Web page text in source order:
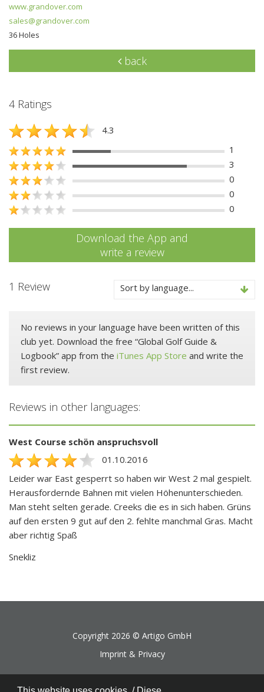
www.grandover.com
sales@grandover.com
36 Holes
back
4 Ratings
4.3
1
3
0
0
0
Download the App and
write a review
1 Review Sort by language...
No reviews in your language have been written of this
club yet. Download the free “Global Golf Guide &
Logbook” app from the iTunes App Store and write the
first review.
Reviews in other languages:
West Course schön anspruchsvoll
01.10.2016
Leider war East gesperrt so haben wir West 2 mal gespielt.
Herausfordernde Bahnen mit vielen Höhenunterschieden.
Man steht selten gerade. Creeks die es in sich haben. Grüns
auf den ersten 9 gut auf den 2. fehlte manchmal Gras. Macht
aber richtig Spaß
Snekliz
Copyright 2026 © Artigo GmbH
Imprint & Privacy